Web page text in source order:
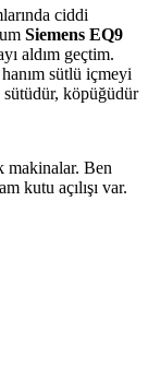
ciddi
Siemens EQ9
aldım geçtim.
sütlü içmeyi
köpüğüdür
makinalar. Ben
kutu açılışı var.